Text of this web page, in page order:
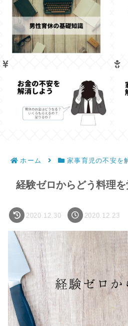
ホーム 家事育児の不安を
経験ゼロからどう料理
2020.12.30 2020.12.23